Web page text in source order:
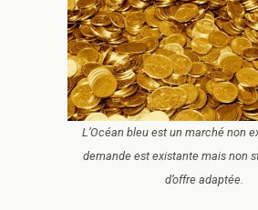
L’Océan bleu est un marché non
demande est existante mais non
d’offre adaptée.